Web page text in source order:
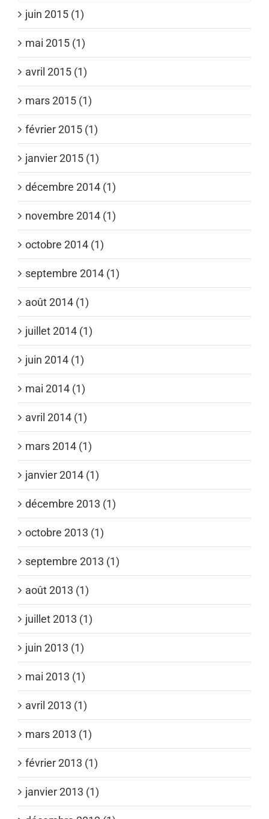
juin 2015 (1)
mai 2015 (1)
avril 2015 (1)
mars 2015 (1)
février 2015 (1)
janvier 2015 (1)
décembre 2014 (1)
novembre 2014 (1)
octobre 2014 (1)
septembre 2014 (1)
août 2014 (1)
juillet 2014 (1)
juin 2014 (1)
mai 2014 (1)
avril 2014 (1)
mars 2014 (1)
janvier 2014 (1)
décembre 2013 (1)
octobre 2013 (1)
septembre 2013 (1)
août 2013 (1)
juillet 2013 (1)
juin 2013 (1)
mai 2013 (1)
avril 2013 (1)
mars 2013 (1)
février 2013 (1)
janvier 2013 (1)